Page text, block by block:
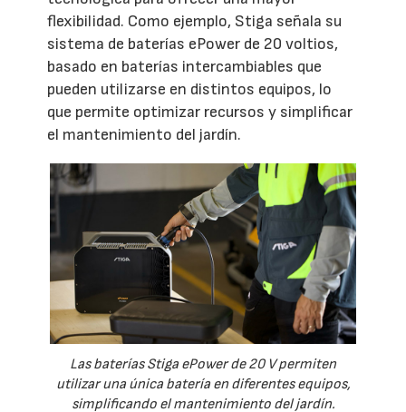
flexibilidad. Como ejemplo, Stiga señala su
sistema de baterías ePower de 20 voltios,
basado en baterías intercambiables que
pueden utilizarse en distintos equipos, lo
que permite optimizar recursos y simplificar
el mantenimiento del jardín.
Las baterías Stiga ePower de 20 V permiten
utilizar una única batería en diferentes equipos,
simplificando el mantenimiento del jardín.